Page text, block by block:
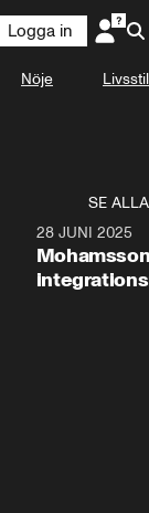
Logga in
Nöje Livsstil
SE ALLA
28 JUNI 2025